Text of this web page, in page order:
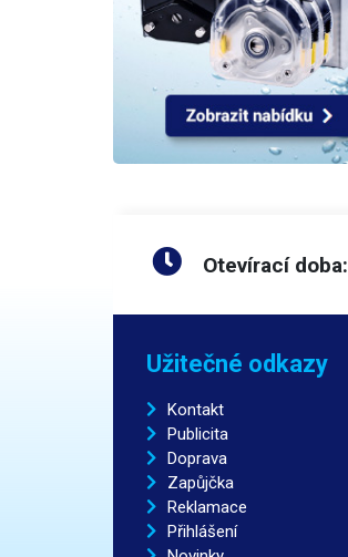
Otevírací doba:
Užitečné odkazy
Kontakt
Publicita
Doprava
Zapůjčka
Reklamace
Přihlášení